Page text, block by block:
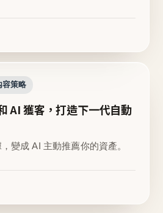
容策略
AI 獲客，打造下一代自動
變成 AI 主動推薦你的資產。